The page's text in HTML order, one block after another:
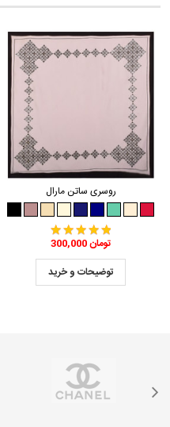
روسری ساتن مارال
300,000 تومان
توضیحات و خرید